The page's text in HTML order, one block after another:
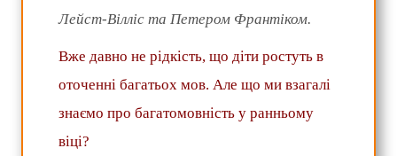
Лейст-Вілліс та Петером Франтіком.
Вже давно не рідкість, що діти ростуть в
оточенні багатьох мов. Але що ми взагалі
знаємо про багатомовність у ранньому
віці?